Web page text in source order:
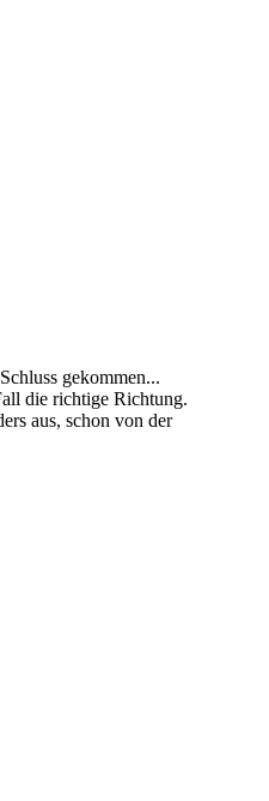
gekommen...
die richtige Richtung.
aus, schon von der